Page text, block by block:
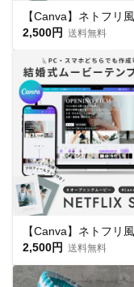
2,500円 送料無料
2,500円 送料無料